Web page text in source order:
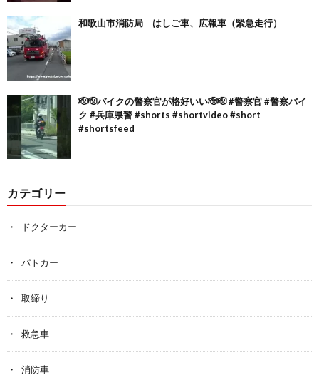
和歌山市消防局 はしご車、広報車（緊急走行）
🫡🫡バイクの警察官が格好いい🫡🫡 #警察官 #警察バイ
ク #兵庫県警 #shorts #shortvideo #short
#shortsfeed
カテゴリー
ドクターカー
パトカー
取締り
救急車
消防車